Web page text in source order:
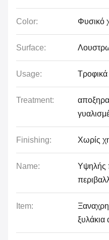
Color: Φυσικό
Surface:
Usage: Τροφικά
Treatment:
Finishing: Χωρίς
Name:
Υψηλής
Item: